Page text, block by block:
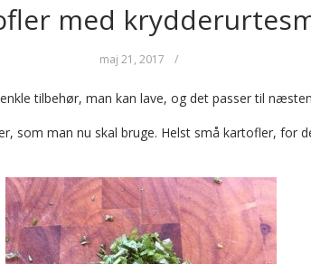
med
maj 21, 2017 /
tilbehør, man kan lave, og det passer til
som man nu skal bruge. Helst små kartofler, for